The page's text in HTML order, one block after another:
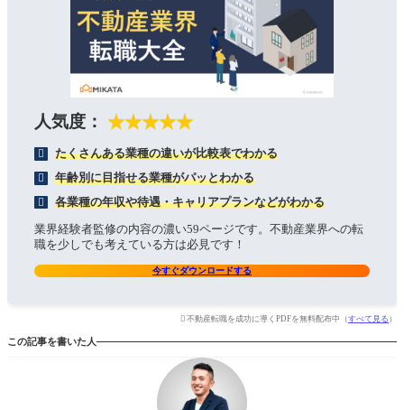
人気度： ★★★★★
たくさんある業種の違いが比較表でわかる
年齢別に目指せる業種がパッとわかる
各業種の年収や待遇・キャリアプランなどがわかる
業界経験者監修の内容の濃い59ページです。不動産業界への転
職を少しでも考えている方は必見です！
今すぐダウンロードする
不動産転職を成功に導くPDFを無料配布中（すべて見る ）
この記事を書いた人